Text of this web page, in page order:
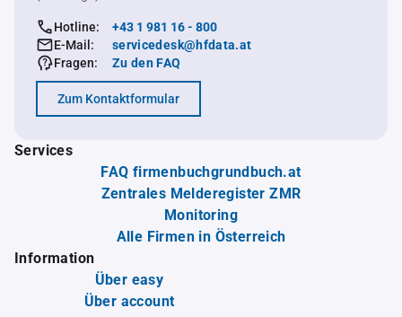
Hotline:
+43 1 981 16 - 800
E-Mail:
servicedesk@hfdata.at
Fragen:
Zu den FAQ
Zum Kontaktformular
Services
FAQ firmenbuchgrundbuch.at
Zentrales Melderegister ZMR
Monitoring
Alle Firmen in Österreich
Information
Über easy
Über account